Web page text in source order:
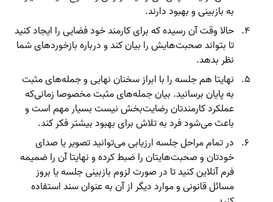
به بازبینی و بهبود دارند.
حالا وقت آن رسیده که برای کارمند خود فضایی را ایجاد کنید
تا بتواند صحبت‌هایش را بیان کند و درباره بازخوردهای شما
نظر بدهد.
نهایتا هم جلسه را با ابراز سخنان نهایی و جمله‌های مثبت
به پایان برسانید. بیان جمله‌های مثبت مخصوصا زمانی‌که
عملکرد کارمندتان رضایت‌بخش نیست بسیار مهم است و
باعث می‌شود فرد به تلاش برای بهبود بیشتر فکر کند.
در تمام مراحل جلسه ارزیابی می‌توانید تصویر یا صدای
خودتان و صحبت‌هایتان را ضبط کرده و نهایتا آن را ضمیمه
فرم آنلاین کنید تا در صورت لزوم بازبینی جلسه یا بروز
مسائل قانونی و موارد دیگر از آن به عنوان سند استفاده